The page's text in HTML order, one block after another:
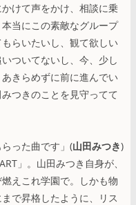
けて声をかけ、相談に乗
当にこの素敵なグループ
らいたいし、観て欲しい
ついてないし、今、少し
きらめずに前に進んでい
つきのことを見守ってて
った曲です」(山田みつき)
」。山田みつき自身が、
えこれ学園で。しかも物
で昇格したように、リス